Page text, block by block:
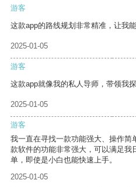
游客
这款app的路线规划非常精准，让我
2025-01-05
游客
这款app就像我的私人导师，带领我
2025-01-05
游客
我一直在寻找一款功能强大、操作简
款软件的功能非常强大，可以满足我
单，即使是小白也能快速上手。
2025-01-05